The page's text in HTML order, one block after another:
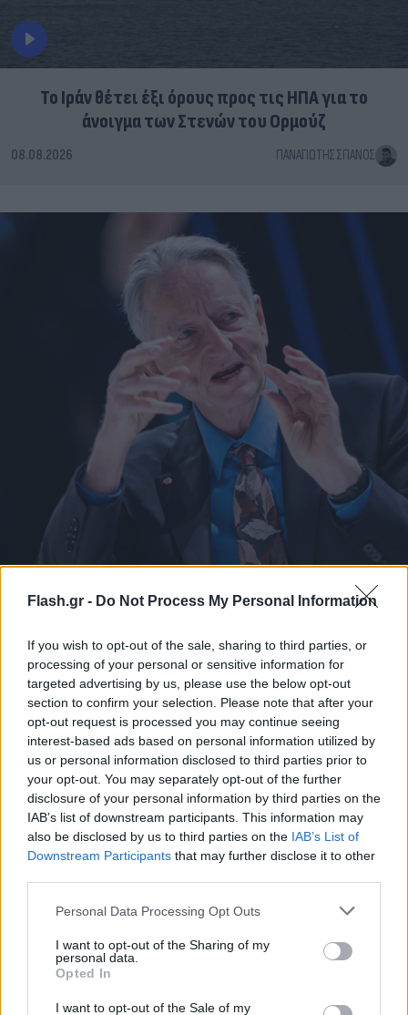
Flash.gr - Do Not Process My Personal Information
If you wish to opt-out of the sale, sharing to third parties, or
processing of your personal or sensitive information for
targeted advertising by us, please use the below opt-out
section to confirm your selection. Please note that after your
opt-out request is processed you may continue seeing
interest-based ads based on personal information utilized by
us or personal information disclosed to third parties prior to
your opt-out. You may separately opt-out of the further
disclosure of your personal information by third parties on the
IAB’s list of downstream participants. This information may
also be disclosed by us to third parties on the IAB’s List of
Downstream Participants that may further disclose it to other
Please note that this website/app uses one or more Google
not limited to your visit or usage behaviour. You may click to
grant or deny consent to Google and its third-party tags to
use your data for below specified purposes in below Google
consent section.
Personal Data Processing Opt Outs
I want to opt-out of the Sharing of my
personal data.
Opted In
I want to opt-out of the Sale of my
Το Ιράν θέτει έξι όρους προς τις ΗΠΑ για το
άνοιγμα των Στενών του Ορμούζ
08.08.2026 ΠΑΝΑΓΙΏΤΗΣ ΣΠΑΝΌΣ
μπορούμε να «ξεπεράσουμε» νοητικά την
Τεχνητή Νοημοσύνη
08.08.2026 ΧΡΙΣΤΌΔΟΥΛΟΣ ΣΚΟΎΝΤΑΣ